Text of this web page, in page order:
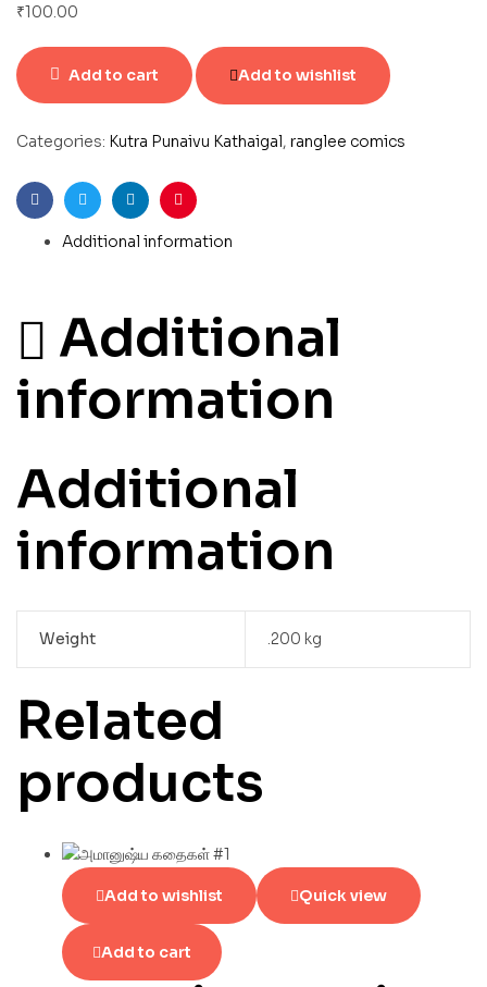
₹100.00
Add to cart Add to wishlist
Categories: Kutra Punaivu Kathaigal, ranglee comics
FacebookTwitterLinkedinPinterest
Additional information
Additional
information
Additional
information
Weight .200 kg
Related
products
Add to wishlist Quick view
Add to cart